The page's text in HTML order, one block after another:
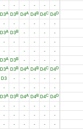
- - - - - -
D3A D3B D4A D4B D4C D4D
- - - - - -
D3A D3B - - - -
- - - - - -
- - - - - -
D3A D3B - - - -
D3A D3B D4A D4B D4C D4D
D3 - - - - -
- - - - - -
D3A D3B D4A D4B D4C D4D
- - - - - -
- - - - - -
- - - - - -